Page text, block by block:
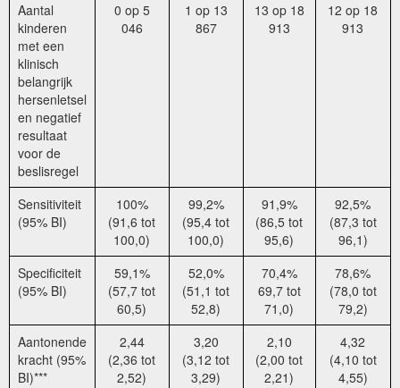
Aantal
kinderen
met een
klinisch
belangrijk
hersenletsel
en negatief
resultaat
voor de
beslisregel
0 op 5
046
1 op 13
867
13 op 18
913
12 op 18
913
Sensitiviteit
(95% BI)
100%
(91,6 tot
100,0)
99,2%
(95,4 tot
100,0)
91,9%
(86,5 tot
95,6)
92,5%
(87,3 tot
96,1)
Specificiteit
(95% BI)
59,1%
(57,7 tot
60,5)
52,0%
(51,1 tot
52,8)
70,4%
69,7 tot
71,0)
78,6%
(78,0 tot
79,2)
Aantonende
kracht (95%
BI)***
2,44
(2,36 tot
2,52)
3,20
(3,12 tot
3,29)
2,10
(2,00 tot
2,21)
4,32
(4,10 tot
4,55)